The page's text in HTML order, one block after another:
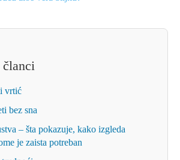
članci
vrtić
bez sna
– šta pokazuje, kako izgleda
je zaista potreban